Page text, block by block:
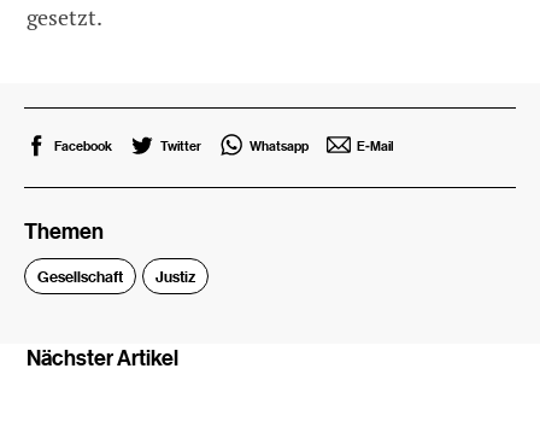
gesetzt.
Facebook Twitter Whatsapp E-Mail
Themen
Gesellschaft Justiz
Nächster Artikel